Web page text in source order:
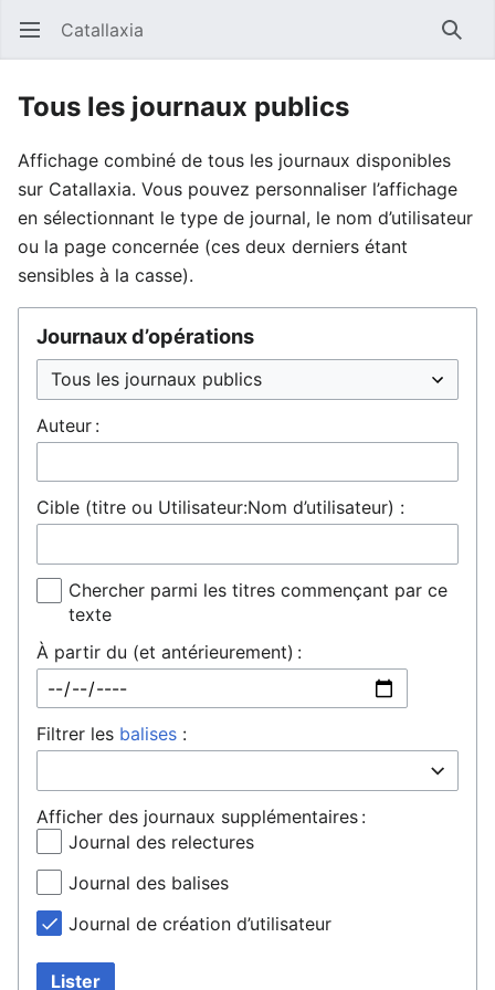
Ouvrir le menu principal Catallaxia
Tous les journaux publics
Affichage combiné de tous les journaux disponibles
sur Catallaxia. Vous pouvez personnaliser l’affichage
en sélectionnant le type de journal, le nom d’utilisateur
ou la page concernée (ces deux derniers étant
sensibles à la casse).
Journaux d’opérations
Auteur :
Cible (titre ou Utilisateur:Nom d’utilisateur) :
Chercher parmi les titres commençant par ce
texte
À partir du (et antérieurement) :
Filtrer les balises :
Afficher des journaux supplémentaires :
Journal des relectures
Journal des balises
Journal de création d’utilisateur
Lister